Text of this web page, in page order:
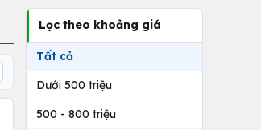
Lọc theo khoảng giá
Tất cả
Dưới 500 triệu
500 - 800 triệu